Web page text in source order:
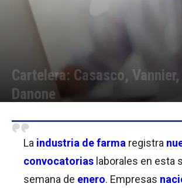
Cartelera: Casasco,
Danone
La industria de farma registra
convocatorias laborales en esta
semana de enero. Empresas